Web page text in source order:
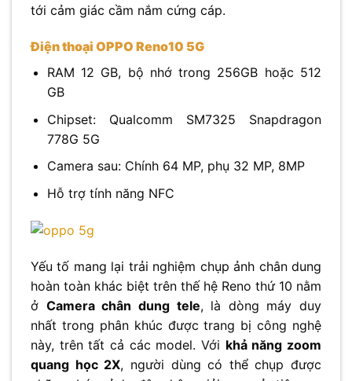
tới cảm giác cầm nắm cứng cáp.
Điện thoại OPPO Reno10 5G
RAM 12 GB, bộ nhớ trong 256GB hoặc 512
GB
Chipset: Qualcomm SM7325 Snapdragon
778G 5G
Camera sau: Chính 64 MP, phụ 32 MP, 8MP
Hỗ trợ tính năng NFC
Yếu tố mang lại trải nghiệm chụp ảnh chân dung
hoàn toàn khác biệt trên thế hệ Reno thứ 10 nằm
ở Camera chân dung tele, là dòng máy duy
nhất trong phân khúc được trang bị công nghệ
này, trên tất cả các model. Với khả năng zoom
quang học 2X, người dùng có thể chụp được